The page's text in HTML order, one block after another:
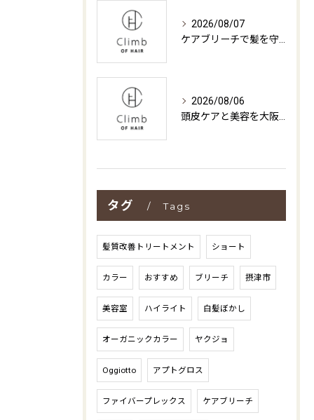
2026/08/07
2026/08/06
タグ Tags
髪質改善トリートメント ショート
カラー おすすめ ブリーチ 摂津市
美容室 ハイライト 白髪ぼかし
オーガニックカラー ヤクジョ
Oggiotto アプトグロス
ファイバープレックス ケアブリーチ